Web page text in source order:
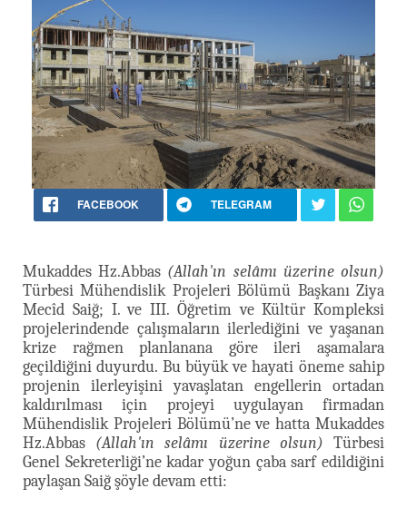
FACEBOOK TELEGRAM
Mukaddes Hz.Abbas (Allah'ın selâmı üzerine olsun)
Türbesi Mühendislik Projeleri Bölümü Başkanı Ziya
Mecîd Saiğ; I. ve III. Öğretim ve Kültür Kompleksi
projelerindende çalışmaların ilerlediğini ve yaşanan
krize rağmen planlanana göre ileri aşamalara
geçildiğini duyurdu. Bu büyük ve hayati öneme sahip
projenin ilerleyişini yavaşlatan engellerin ortadan
kaldırılması için projeyi uygulayan firmadan
Mühendislik Projeleri Bölümü’ne ve hatta Mukaddes
Hz.Abbas (Allah'ın selâmı üzerine olsun) Türbesi
Genel Sekreterliği’ne kadar yoğun çaba sarf edildiğini
paylaşan Saiğ şöyle devam etti: